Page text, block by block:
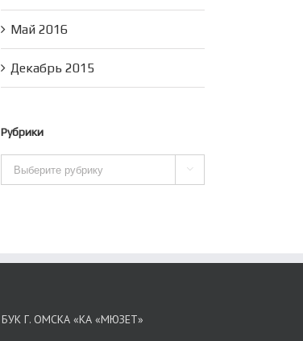
Май 2016
Декабрь 2015
Рубрики
Рубрики 
БУК Г. ОМСКА «КА «МЮЗЕТ»